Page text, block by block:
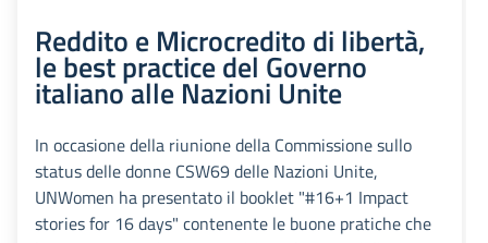
Reddito e Microcredito di libertà,
le best practice del Governo
italiano alle Nazioni Unite
In occasione della riunione della Commissione sullo
status delle donne CSW69 delle Nazioni Unite,
UNWomen ha presentato il booklet "#16+1 Impact
stories for 16 days" contenente le buone pratiche che